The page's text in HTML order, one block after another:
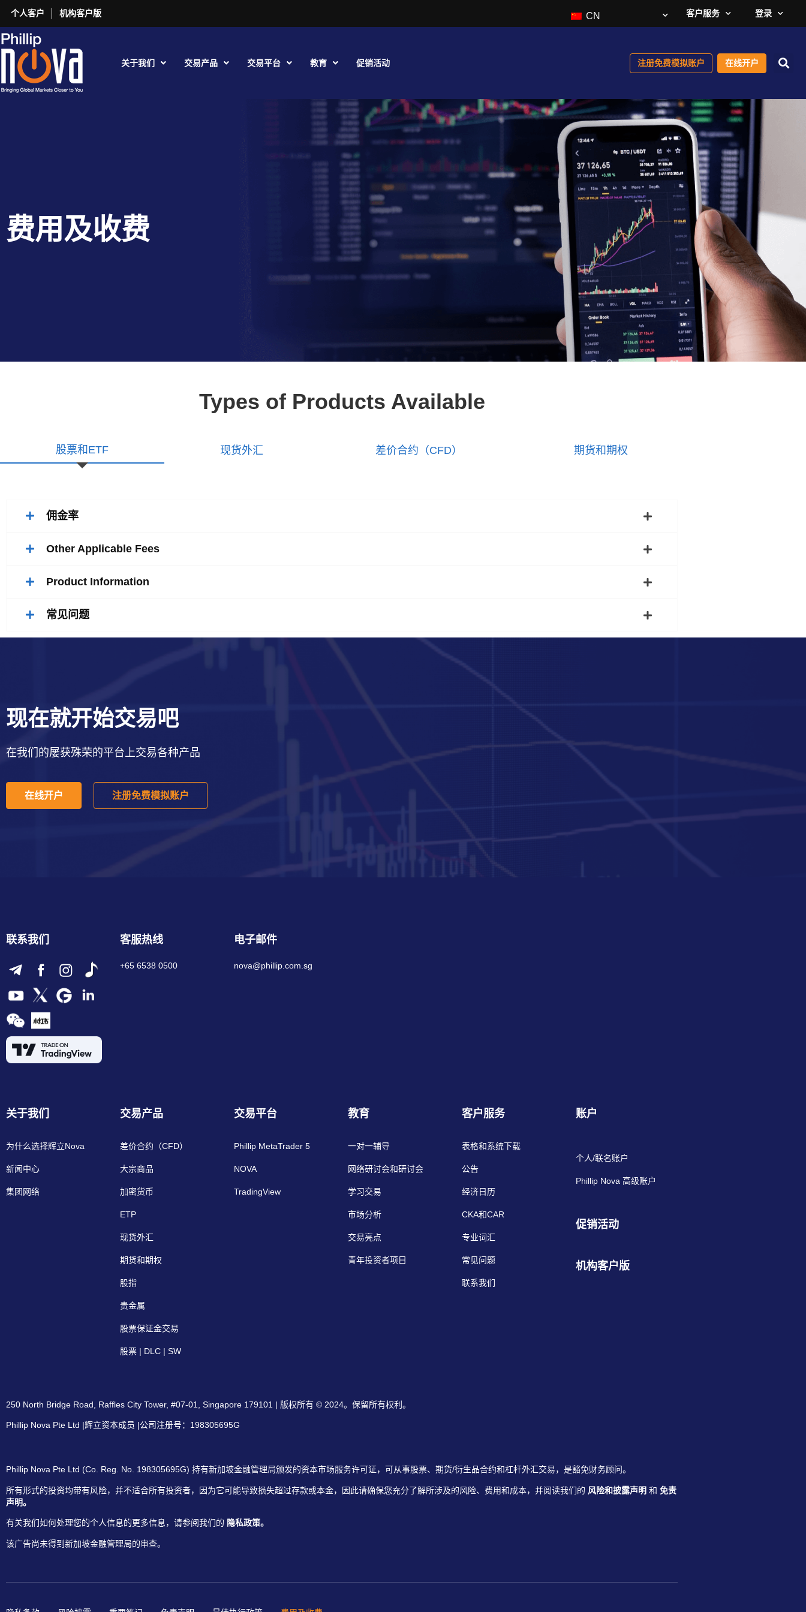
个人客户 机构客户版 CN 客户服务 登录
关于我们 交易产品 交易平台 教育 促销活动 注册免费模拟账户 在线开户
费用及收费
Types of Products Available
股票和ETF 现货外汇 差价合约（CFD） 期货和期权
佣金率
Other Applicable Fees
Product Information
常见问题
现在就开始交易吧
在我们的屡获殊荣的平台上交易各种产品
在线开户 注册免费模拟账户
联系我们 客服热线
+65 6538 0500
电子邮件
nova@phillip.com.sg
关于我们
为什么选择辉立Nova
新闻中心
集团网络
交易产品
差价合约（CFD）
大宗商品
加密货币
ETP
现货外汇
期货和期权
股指
贵金属
股票保证金交易
股票 | DLC | SW
交易平台
Phillip MetaTrader 5
NOVA
TradingView
教育
一对一辅导
网络研讨会和研讨会
学习交易
市场分析
交易亮点
青年投资者项目
客户服务
表格和系统下载
公告
经济日历
CKA和CAR
专业词汇
常见问题
联系我们
账户
个人/联名账户
Phillip Nova 高级账户
促销活动
机构客户版
250 North Bridge Road, Raffles City Tower, #07-01, Singapore 179101 | 版权所有 © 2024。保留所有权利。
Phillip Nova Pte Ltd |辉立资本成员 |公司注册号：198305695G
Phillip Nova Pte Ltd (Co. Reg. No. 198305695G) 持有新加坡金融管理局颁发的资本市场服务许可证，可从事股票、期货/衍生品合约和杠杆外汇交易，是豁免财务顾问。
所有形式的投资均带有风险，并不适合所有投资者，因为它可能导致损失超过存款或本金，因此请确保您充分了解所涉及的风险、费用和成本，并阅读我们的 风险和披露声明 和 免责
声明。
有关我们如何处理您的个人信息的更多信息，请参阅我们的 隐私政策。
该广告尚未得到新加坡金融管理局的审查。